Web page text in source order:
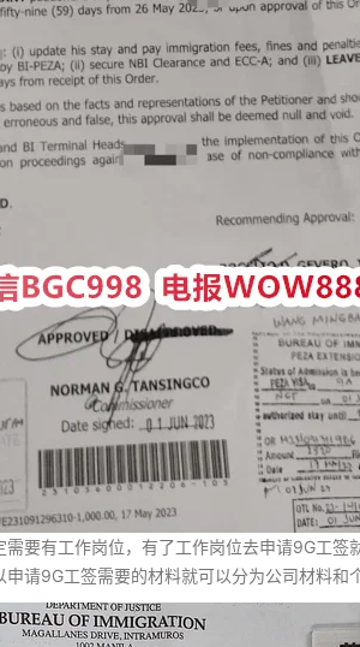
要有工作岗位，有了工作岗位去申请9G工
请9G工签需要的材料就可以分为公司材料和